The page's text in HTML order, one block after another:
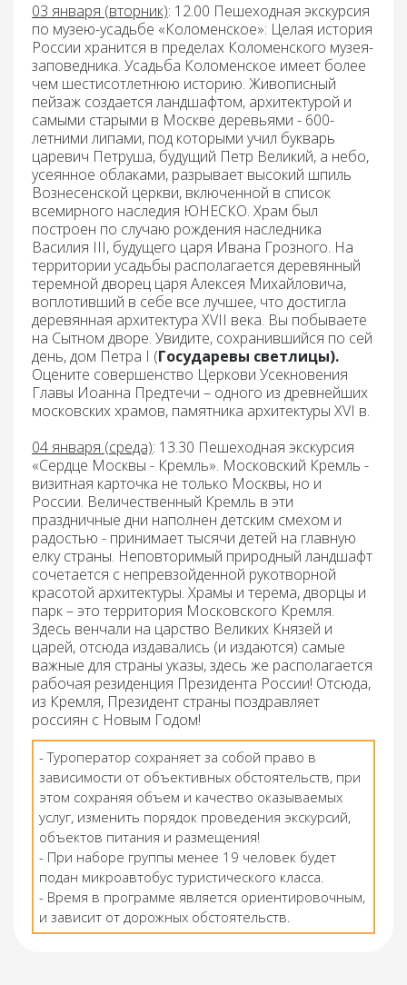
03 января (вторник): 12.00 Пешеходная экскурсия
по музею-усадьбе «Коломенское»: Целая история
России хранится в пределах Коломенского музея-
заповедника. Усадьба Коломенское имеет более
чем шестисотлетнюю историю. Живописный
пейзаж создается ландшафтом, архитектурой и
самыми старыми в Москве деревьями - 600-
летними липами, под которыми учил букварь
царевич Петруша, будущий Петр Великий, а небо,
усеянное облаками, разрывает высокий шпиль
Вознесенской церкви, включенной в список
всемирного наследия ЮНЕСКО. Храм был
построен по случаю рождения наследника
Василия III, будущего царя Ивана Грозного. На
территории усадьбы располагается деревянный
теремной дворец царя Алексея Михайловича,
воплотивший в себе все лучшее, что достигла
деревянная архитектура XVII века. Вы побываете
на Сытном дворе. Увидите, сохранившийся по сей
день, дом Петра I (Государевы светлицы).
Оцените совершенство Церкови Усекновения
Главы Иоанна Предтечи – одного из древнейших
московских храмов, памятника архитектуры XVI в.
04 января (среда): 13.30 Пешеходная экскурсия
«Сердце Москвы - Кремль». Московский Кремль -
визитная карточка не только Москвы, но и
России. Величественный Кремль в эти
праздничные дни наполнен детским смехом и
радостью - принимает тысячи детей на главную
елку страны. Неповторимый природный ландшафт
сочетается с непревзойденной рукотворной
красотой архитектуры. Храмы и терема, дворцы и
парк – это территория Московского Кремля.
Здесь венчали на царство Великих Князей и
царей, отсюда издавались (и издаются) самые
важные для страны указы, здесь же располагается
рабочая резиденция Президента России! Отсюда,
из Кремля, Президент страны поздравляет
россиян с Новым Годом!
- Туроператор сохраняет за собой право в
зависимости от объективных обстоятельств, при
этом сохраняя объем и качество оказываемых
услуг, изменить порядок проведения экскурсий,
объектов питания и размещения!
- При наборе группы менее 19 человек будет
подан микроавтобус туристического класса.
- Время в программе является ориентировочным,
и зависит от дорожных обстоятельств.